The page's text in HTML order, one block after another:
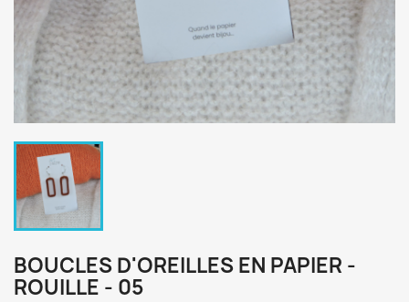
BOUCLES D'OREILLES EN PAPIER -
ROUILLE - 05